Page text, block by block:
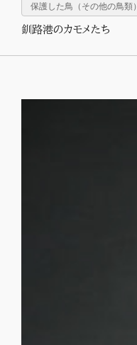
保護した鳥（その他の鳥類）
釧路港のカモメたち